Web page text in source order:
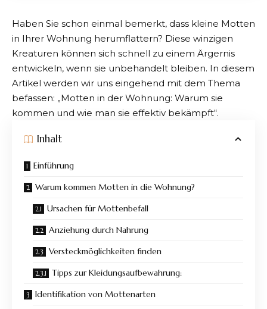
Haben Sie schon einmal bemerkt, dass kleine Motten
in Ihrer Wohnung herumflattern? Diese winzigen
Kreaturen können sich schnell zu einem Ärgernis
entwickeln, wenn sie unbehandelt bleiben. In diesem
Artikel werden wir uns eingehend mit dem Thema
befassen: „Motten in der Wohnung: Warum sie
kommen und wie man sie effektiv bekämpft“.
Inhalt
Einführung
Warum kommen Motten in die Wohnung?
Ursachen für Mottenbefall
Anziehung durch Nahrung
Versteckmöglichkeiten finden
Tipps zur Kleidungsaufbewahrung:
Identifikation von Mottenarten